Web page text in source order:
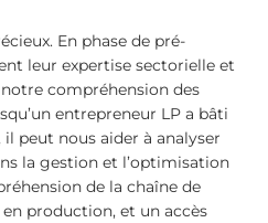
En phase de pré-
leur expertise sectorielle et
compréhension des
entrepreneur LP a bâti
peut nous aider à analyser
la gestion et l’optimisation
de la chaîne de
production, et un accès